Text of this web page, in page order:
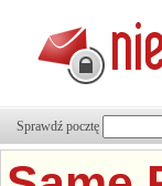
Sprawdź pocztę